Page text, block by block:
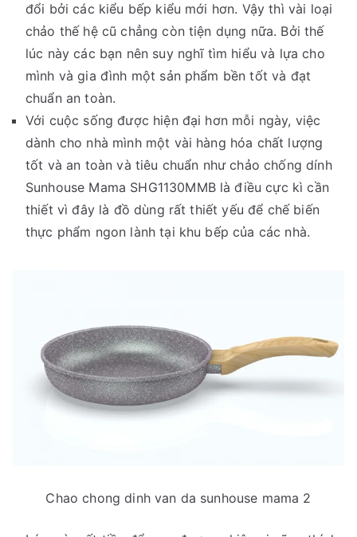
đổi bởi các kiểu bếp kiểu mới hơn. Vậy thì vài loại
chảo thế hệ cũ chẳng còn tiện dụng nữa. Bởi thế
lúc này các bạn nên suy nghĩ tìm hiểu và lựa cho
mình và gia đình một sản phẩm bền tốt và đạt
chuẩn an toàn.
Với cuộc sống được hiện đại hơn mỗi ngày, việc
dành cho nhà mình một vài hàng hóa chất lượng
tốt và an toàn và tiêu chuẩn như chảo chống dính
Sunhouse Mama SHG1130MMB là điều cực kì cần
thiết vì đây là đồ dùng rất thiết yếu để chế biến
thực phẩm ngon lành tại khu bếp của các nhà.
Chao chong dinh van da sunhouse mama 2